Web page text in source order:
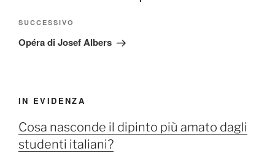
Articolo
successivo
SUCCESSIVO
Opéra di Josef Albers
IN EVIDENZA
Cosa nasconde il dipinto più amato dagli
studenti italiani?